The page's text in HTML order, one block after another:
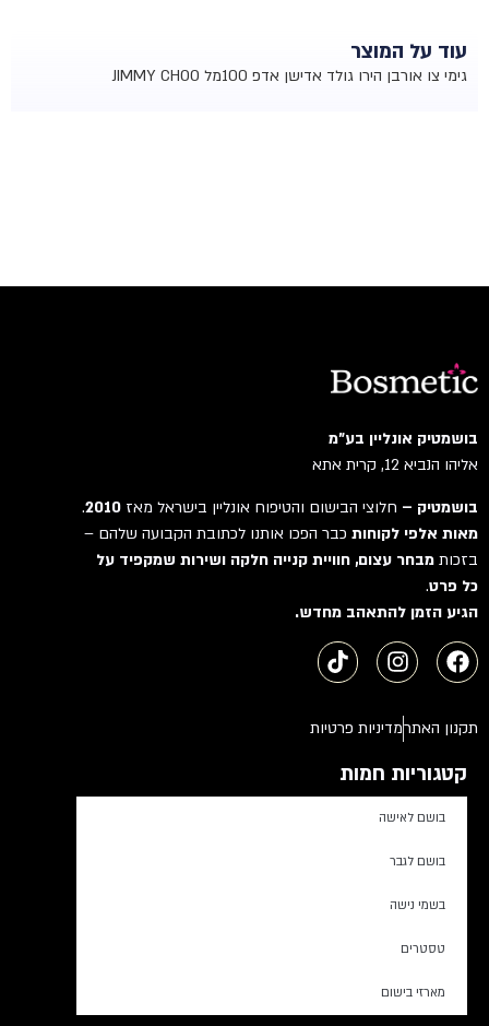
עוד על המוצר
גימי צו אורבן הירו גולד אדישן אדפ 100מל JIMMY CHOO
בושמטיק אונליין בע"מ
אליהו הנביא 12, קרית אתא
בושמטיק –חלוצי הבישום והטיפוח אונליין בישראל מאז2010
.
מאות אלפי לקוחותכבר הפכו אותנו לכתובת הקבועה שלהם –
בזכותמבחר עצום, חוויית קנייה חלקה ושירות שמקפיד על
כל פרט.
הגיע הזמן להתאהב מחדש.
תקנון האתרמדיניות פרטיות
קטגוריות חמות
בושם לאישה
בושם לגבר
בשמי נישה
טסטרים
מארזי בישום